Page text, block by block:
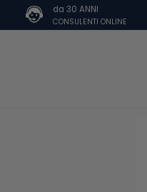
da 30 ANNI
CONSULENTI ONLINE